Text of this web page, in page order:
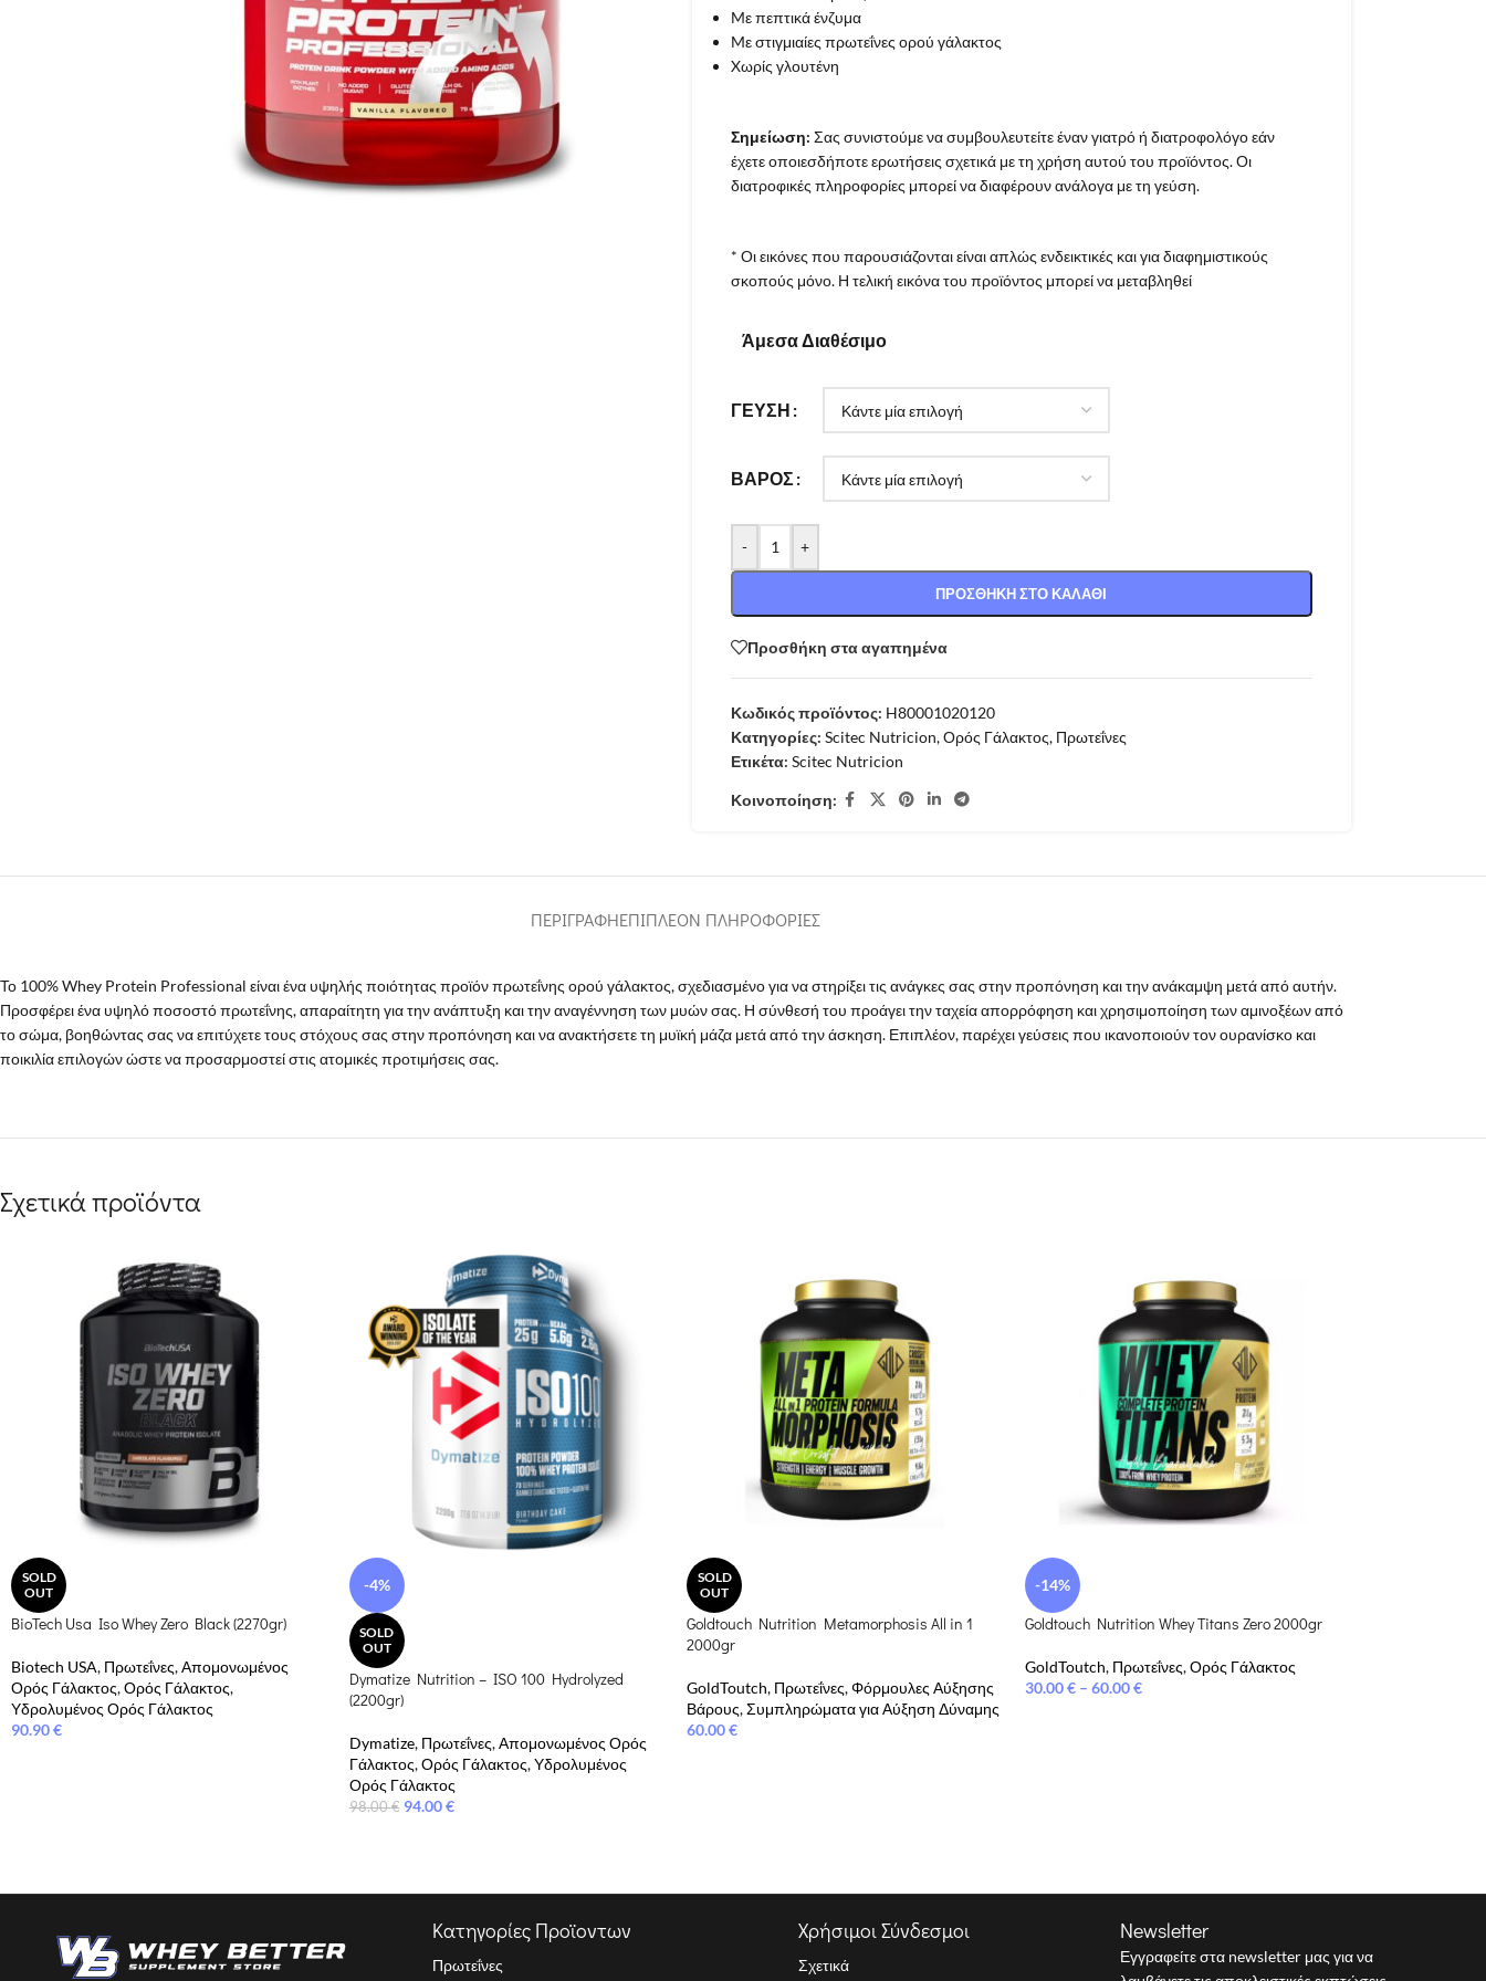
Mε πεπτικά ένζυμα
Mε στιγμιαίες πρωτεΐνες ορού γάλακτος
Xωρίς γλουτένη
Σημείωση: Σας συνιστούμε να συμβουλευτείτε έναν γιατρό ή διατροφολόγο εάν
έχετε οποιεσδήποτε ερωτήσεις σχετικά με τη χρήση αυτού του προϊόντος. Οι
διατροφικές πληροφορίες μπορεί να διαφέρουν ανάλογα με τη γεύση.
* Οι εικόνες που παρουσιάζονται είναι απλώς ενδεικτικές και για διαφημιστικούς
σκοπούς μόνο. Η τελική εικόνα του προϊόντος μπορεί να μεταβληθεί
Άμεσα Διαθέσιμο
ΓΕΥΣΗ
ΒΆΡΟΣ
- +
ΠΡΟΣΘΉΚΗ ΣΤΟ ΚΑΛΆΘΙ
Προσθήκη στα αγαπημένα
Κωδικός προϊόντος: H80001020120
Κατηγορίες: Scitec Nutricion,Ορός Γάλακτος, Πρωτεΐνες
Ετικέτα: Scitec Nutricion
Κοινοποίηση:
ΠΕΡΙΓΡΑΦΉΕΠΙΠΛΈΟΝ ΠΛΗΡΟΦΟΡΊΕΣ
Το 100% Whey Protein Professional είναι ένα υψηλής ποιότητας προϊόν πρωτεΐνης ορού γάλακτος, σχεδιασμένο για να στηρίξει τις ανάγκες σας στην προπόνηση και την ανάκαμψη μετά από αυτήν.
Προσφέρει ένα υψηλό ποσοστό πρωτεΐνης, απαραίτητη για την ανάπτυξη και την αναγέννηση των μυών σας. Η σύνθεσή του προάγει την ταχεία απορρόφηση και χρησιμοποίηση των αμινοξέων από
το σώμα, βοηθώντας σας να επιτύχετε τους στόχους σας στην προπόνηση και να ανακτήσετε τη μυϊκή μάζα μετά από την άσκηση. Επιπλέον, παρέχει γεύσεις που ικανοποιούν τον ουρανίσκο και
ποικιλία επιλογών ώστε να προσαρμοστεί στις ατομικές προτιμήσεις σας.
Σχετικά προϊόντα
SOLD
OUT
BioTech Usa Iso Whey Zero Black (2270gr)
Biotech USA, Πρωτεΐνες,Απομονωμένος
Ορός Γάλακτος,Ορός Γάλακτος,
Υδρολυμένος Ορός Γάλακτος
90.90€
-4%
SOLD
OUT
Dymatize Nutrition – ISO 100 Hydrolyzed
(2200gr)
Dymatize, Πρωτεΐνες, Απομονωμένος Ορός
Γάλακτος, Ορός Γάλακτος, Υδρολυμένος
Ορός Γάλακτος
98.00€ 94.00€
SOLD
OUT
Goldtouch Nutrition Metamorphosis All in 1
2000gr
GoldToutch, Πρωτεΐνες,Φόρμουλες Αύξησης
Βάρους,Συμπληρώματα για Αύξηση Δύναμης
60.00€
-14%
Goldtouch Nutrition Whey Titans Zero 2000gr
GoldToutch, Πρωτεΐνες, Ορός Γάλακτος
30.00€ – 60.00€
Κατηγορίες Προϊοντων
Πρωτεΐνες
Χρήσιμοι Σύνδεσμοι
Σχετικά
Newsletter
Εγγραφείτε στα newsletter μας για να